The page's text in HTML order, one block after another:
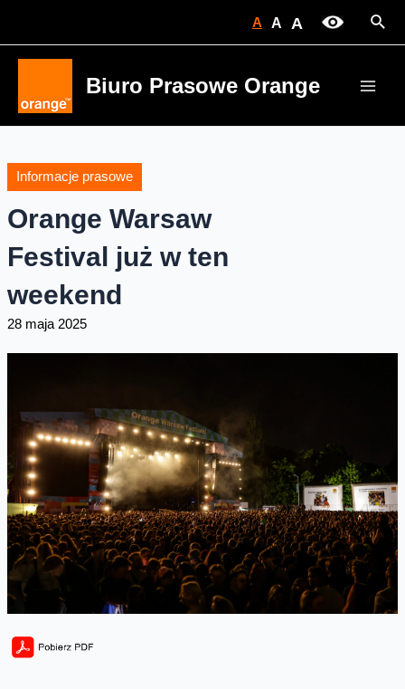
A A A
Biuro Prasowe Orange
Informacje prasowe
Orange Warsaw
Festival już w ten
weekend
28 maja 2025